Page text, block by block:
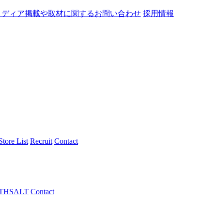
ディア掲載や取材に関するお問い合わせ 採用情報
List Recruit Contact
Contact